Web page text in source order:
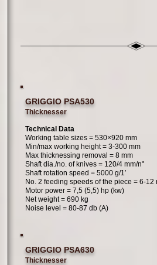
GRIGGIO PSA530
Thicknesser
Technical Data
Working table sizes = 530×920 mm
Min/max working height = 3-300 mm
Max thicknessing removal = 8 mm
Shaft dia./no. of knives = 120/4 mm/n°
Shaft rotation speed = 5000 g/1′
No. 2 feeding speeds of the piece = 6-12
Motor power = 7,5 (5,5) hp (kw)
Net weight = 690 kg
Noise level = 80-87 db (A)
GRIGGIO PSA630
Thicknesser